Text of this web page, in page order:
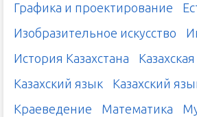
Графика и проектирование
Изобразительное искусство
История Казахстана
Казахский язык
Казахский
Краеведение
Математика